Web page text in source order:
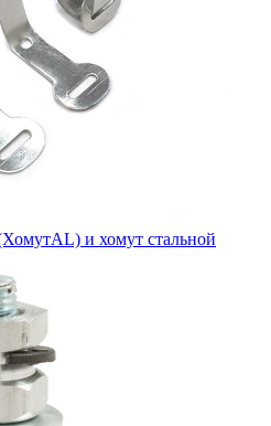
и хомут стальной